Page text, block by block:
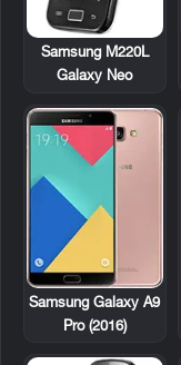
Samsung M220L
Galaxy Neo
Samsung Galaxy A9
Pro (2016)